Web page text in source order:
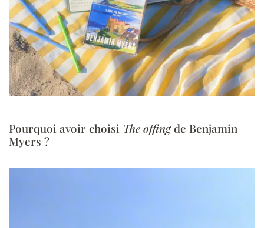
Pourquoi avoir choisi The offingde Benjamin
Myers ?